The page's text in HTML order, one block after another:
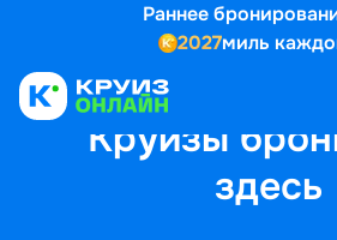
Раннее
2027миль
Круизы
здесь